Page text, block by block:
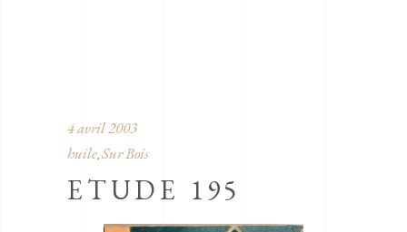
4 avril 2003
huile, Sur Bois
ETUDE 195